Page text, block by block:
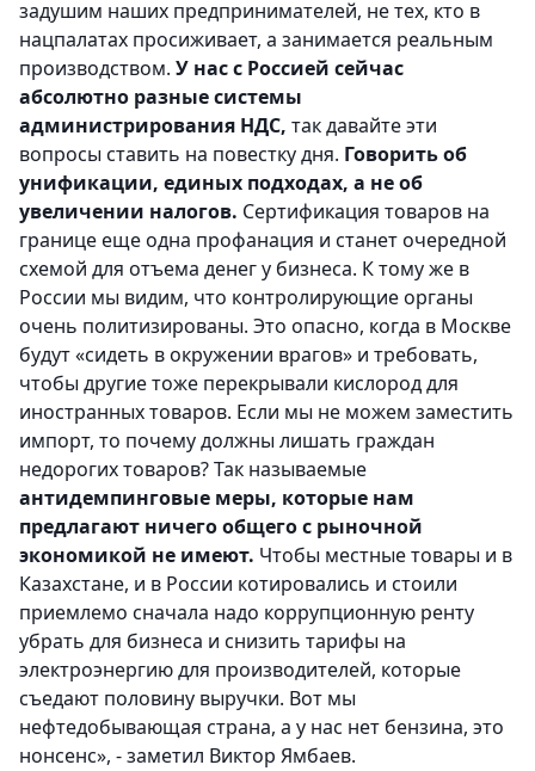
задушим наших предпринимателей, не тех, кто в
нацпалатах просиживает, а занимается реальным
производством. У нас с Россией сейчас
абсолютно разные системы
администрирования НДС, так давайте эти
вопросы ставить на повестку дня. Говорить об
унификации, единых подходах, а не об
увеличении налогов. Сертификация товаров на
границе еще одна профанация и станет очередной
схемой для отъема денег у бизнеса. К тому же в
России мы видим, что контролирующие органы
очень политизированы. Это опасно, когда в Москве
будут «сидеть в окружении врагов» и требовать,
чтобы другие тоже перекрывали кислород для
иностранных товаров. Если мы не можем заместить
импорт, то почему должны лишать граждан
недорогих товаров? Так называемые
антидемпинговые меры, которые нам
предлагают ничего общего с рыночной
экономикой не имеют. Чтобы местные товары и в
Казахстане, и в России котировались и стоили
приемлемо сначала надо коррупционную ренту
убрать для бизнеса и снизить тарифы на
электроэнергию для производителей, которые
съедают половину выручки. Вот мы
нефтедобывающая страна, а у нас нет бензина, это
нонсенс», - заметил Виктор Ямбаев.